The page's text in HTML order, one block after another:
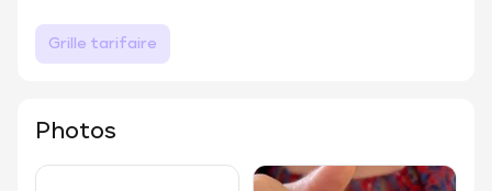
Grille tarifaire
Photos